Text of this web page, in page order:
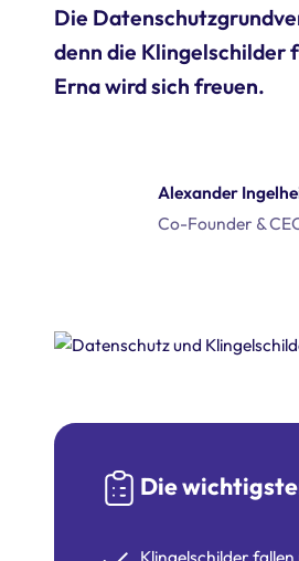
Die
denn die Klingelschilder
Erna wird sich freuen.
Alexander
Co-Founder &
Die
Klingelschilder